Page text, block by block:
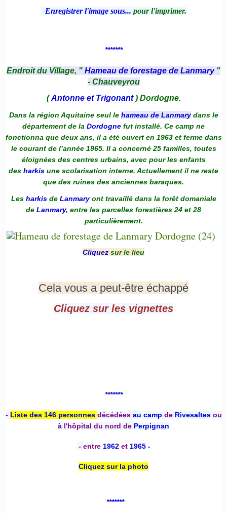
Enregistrer l'image sous... pour l'imprimer.
*******
Endroit du Village, " Hameau de forestage de Lanmary "
- Chauveyrou
(Antonne et Trigonant) Dordogne.
Dans la région Aquitaine seul le hameau de Lanmarydans le
département de la Dordogne fut installé. Ce camp ne
fonctionna que deux ans, il a été ouvert en 1963 et ferme dans
le courant de l’année 1965. Il a concerné 25 familles, toutes
éloignées des centres urbains, avec pour les enfants
des harkis une scolarisation interne. Actuellement il ne reste
que des ruines des anciennes baraques.
Les harkis de Lanmaryont travaillé dans la forêt domaniale
de Lanmary, entre les parcelles forestières 24 et 28
particulièrement.
Cliquez sur le lieu
Cela vous a peut-être échappé
Cliquez sur les vignettes
*******
- Liste des 146 personnes décédées au camp deRivesaltesou
à l'hôpital du nord de Perpignan
- entre 1962 et 1965 -
Cliquez sur la photo
*******